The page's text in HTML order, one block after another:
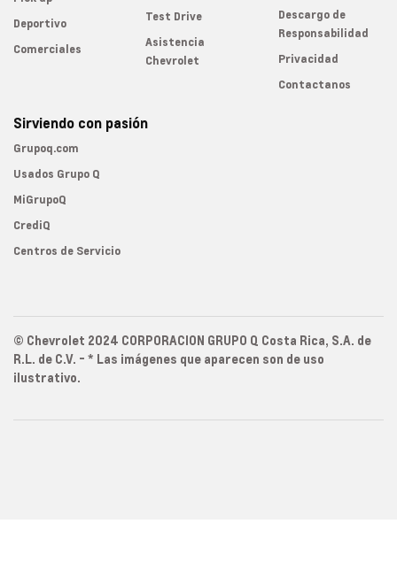
Deportivo
Comerciales
Test Drive
Asistencia
Chevrolet
Descargo de
Responsabilidad
Privacidad
Contactanos
Sirviendo con pasión
Grupoq.com
Usados Grupo Q
MiGrupoQ
CrediQ
Centros de Servicio
© Chevrolet 2024 CORPORACION GRUPO Q Costa Rica, S.A. de
R.L. de C.V. - * Las imágenes que aparecen son de uso
ilustrativo.